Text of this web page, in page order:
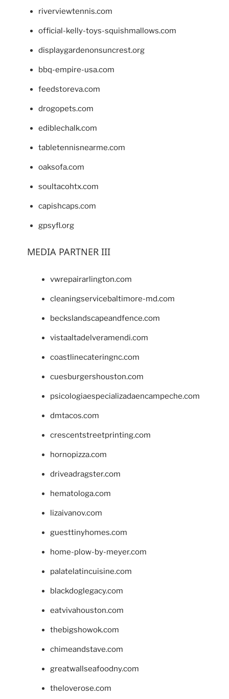
riverviewtennis.com
official-kelly-toys-squishmallows.com
displaygardenonsuncrest.org
bbq-empire-usa.com
feedstoreva.com
drogopets.com
ediblechalk.com
tabletennisnearme.com
oaksofa.com
soultacohtx.com
capishcaps.com
gpsyfl.org
MEDIA PARTNER III
vwrepairarlington.com
cleaningservicebaltimore-md.com
beckslandscapeandfence.com
vistaaltadelveramendi.com
coastlinecateringnc.com
cuesburgershouston.com
psicologiaespecializadaencampeche.com
dmtacos.com
crescentstreetprinting.com
hornopizza.com
driveadragster.com
hematologa.com
lizaivanov.com
guesttinyhomes.com
home-plow-by-meyer.com
palatelatincuisine.com
blackdoglegacy.com
eatvivahouston.com
thebigshowok.com
chimeandstave.com
greatwallseafoodny.com
theloverose.com